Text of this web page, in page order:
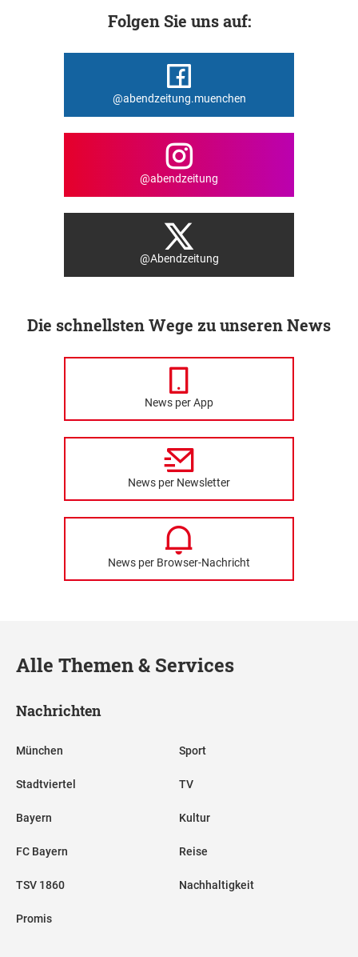
Folgen Sie uns auf:
@abendzeitung.muenchen
@abendzeitung
@Abendzeitung
Die schnellsten Wege zu unseren News
News per App
News per Newsletter
News per Browser-Nachricht
Alle Themen & Services
Nachrichten
München
Stadtviertel
Bayern
FC Bayern
TSV 1860
Promis
Sport
TV
Kultur
Reise
Nachhaltigkeit